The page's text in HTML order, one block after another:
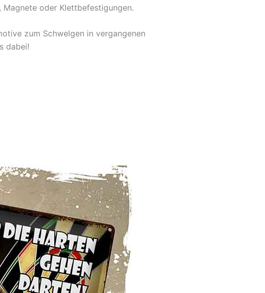
oder Klettbefestigungen.
zum Schwelgen in vergangenen
dabei!